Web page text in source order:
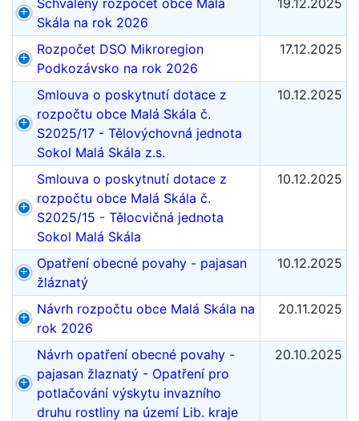
Schválený rozpočet obce Malá
Skála na rok 2026
19.12.2025
Rozpočet DSO Mikroregion
Podkozávsko na rok 2026
17.12.2025
Smlouva o poskytnutí dotace z
rozpočtu obce Malá Skála č.
S2025/17 - Tělovýchovná jednota
Sokol Malá Skála z.s.
10.12.2025
Smlouva o poskytnutí dotace z
rozpočtu obce Malá Skála č.
S2025/15 - Tělocvičná jednota
Sokol Malá Skála
10.12.2025
Opatření obecné povahy - pajasan
žláznatý
10.12.2025
Návrh rozpočtu obce Malá Skála na
rok 2026
20.11.2025
Návrh opatření obecné povahy -
pajasan žlaznatý - Opatření pro
potlačování výskytu invazního
druhu rostliny na území Lib. kraje
20.10.2025